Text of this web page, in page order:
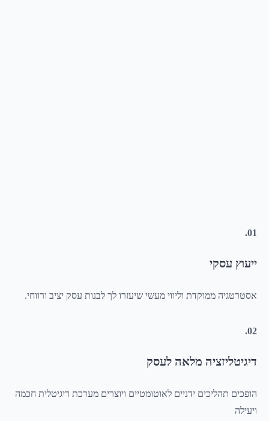
01.
ייעוץ עסקי
אסטרטגיה ממוקדת וליווי מעשי שיעזרו לך לבנות עסק יציב ורווחי.
02.
דיגיטליזציה מלאה לעסק
הופכים תהליכים ידניים לאוטומטיים ויוצרים מערכת דיגיטלית חכמה
ויעילה